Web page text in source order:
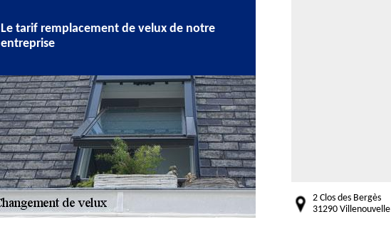
Le tarif remplacement de velux de notre
entreprise
2 Clos des Bergès
31290 Villenouvelle